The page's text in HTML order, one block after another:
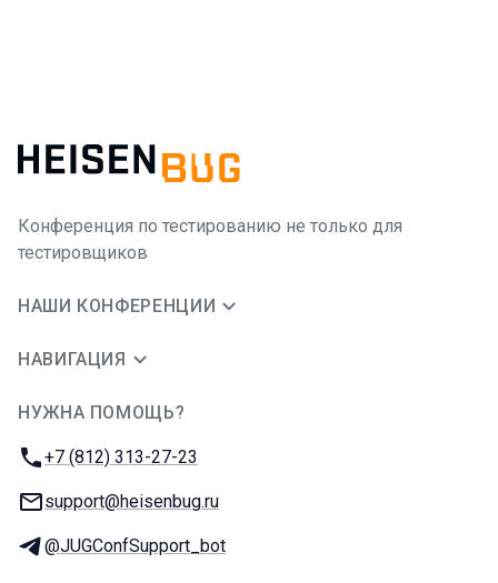
Конференция по тестированию не только для
тестировщиков
НАШИ КОНФЕРЕНЦИИ
НАВИГАЦИЯ
НУЖНА ПОМОЩЬ?
Телефон:
+7 (812) 313-27-23
E-mail:
support@heisenbug.ru
Телеграм:
@JUGConfSupport_bot